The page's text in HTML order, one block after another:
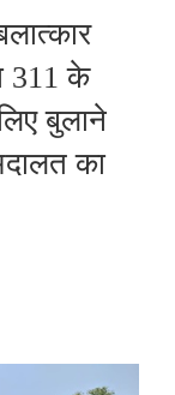
311 के
बुलाने
का